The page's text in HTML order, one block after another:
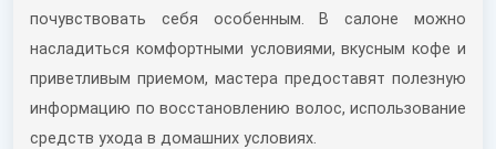
почувствовать себя особенным. В салоне можно
насладиться комфортными условиями, вкусным кофе и
приветливым приемом, мастера предоставят полезную
информацию по восстановлению волос, использование
средств ухода в домашних условиях.